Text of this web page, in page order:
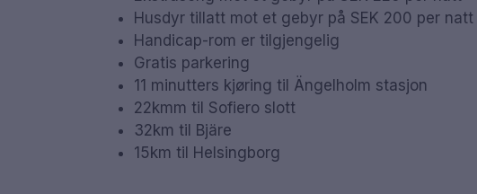
Husdyr tillatt mot et gebyr på SEK 200 per natt
Handicap-rom er tilgjengelig
Gratis parkering
11 minutters kjøring til Ängelholm stasjon
22kmm til Sofiero slott
32km til Bjäre
15km til Helsingborg